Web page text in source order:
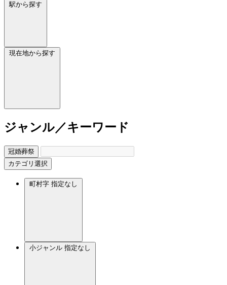
駅から探す
現在地から探す
ジャンル／キーワード
冠婚葬祭
カテゴリ選択
町村字 指定なし
小ジャンル 指定なし